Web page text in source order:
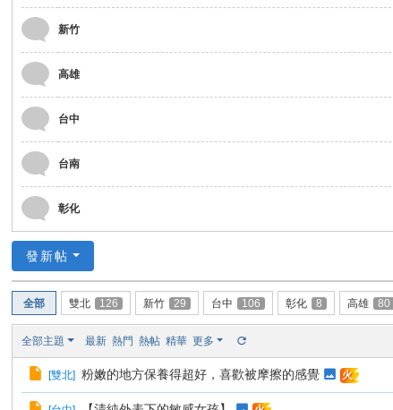
新竹
高雄
台中
台南
彰化
發新帖
全部 雙北 126 新竹 29 台中 106 彰化 8 高雄 80
全部主題 最新 熱門 熱帖 精華 更多
[雙北] 粉嫩的地方保養得超好，喜歡被摩擦的感覺 火